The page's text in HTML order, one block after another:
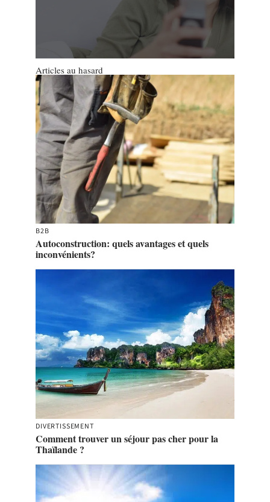
Articles au hasard
B2B
Autoconstruction: quels avantages et quels
inconvénients?
DIVERTISSEMENT
Comment trouver un séjour pas cher pour la
Thaïlande ?